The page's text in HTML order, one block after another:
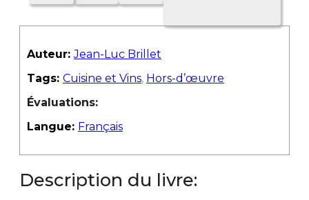
Auteur:Jean-Luc Brillet
Tags: Cuisine et Vins, Hors-d’œuvre
Évaluations:
Langue: Français
Description du livre: